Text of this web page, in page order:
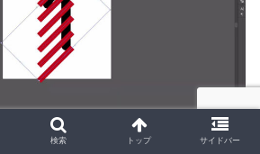
検索 トップ サイドバー